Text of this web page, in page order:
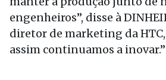
engenheiros”, disse à
diretor de marketing da HTC,
assim continuamos a inovar.”